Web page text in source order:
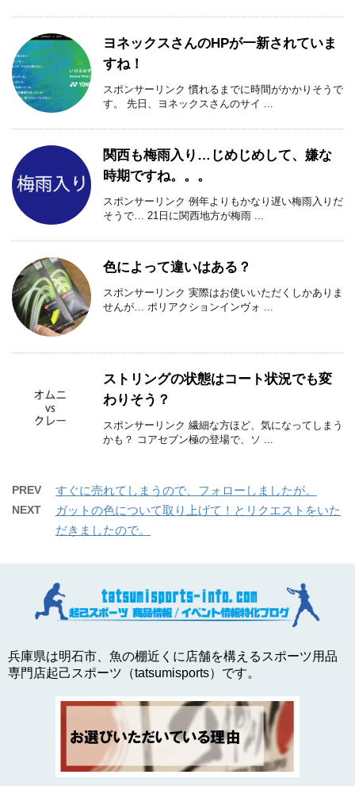
ヨネックスさんのHPが一新されていま
すね！
スポンサーリンク 慣れるまでに時間がかかりそうで
す。 先日、ヨネックスさんのサイ ...
関西も梅雨入り…じめじめして、嫌な
時期ですね。。。
スポンサーリンク 例年よりもかなり遅い梅雨入りだ
そうで… 21日に関西地方が梅雨 ...
色によって違いはある？
スポンサーリンク 実際はお使いいただくしかありま
せんが… ポリアクションインヴォ ...
ストリングの状態はコート状況でも変
わりそう？
スポンサーリンク 繊細な方ほど、気になってしまう
かも？ コアセブン極の登場で、ソ ...
PREV すぐに売れてしまうので、フォローしましたが。
NEXT
ガットの色について取り上げて！とリクエストをいた
だきましたので。
兵庫県は明石市、魚の棚近くに店舗を構えるスポーツ用品
専門店起己スポーツ（tatsumisports）です。